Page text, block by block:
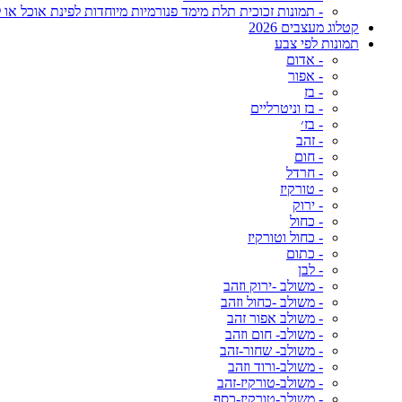
- תמונות זכוכית תלת מימד פנורמיות מיוחדות לפינת אוכל או
קטלוג מעצבים 2026
תמונות לפי צבע
- אדום
- אפור
- בז
- בז וניטרליים
- בז׳
- זהב
- חום
- חרדל
- טורקיז
- ירוק
- כחול
- כחול וטורקיז
- כתום
- לבן
- משולב -ירוק וזהב
- משולב -כחול וזהב
- משולב אפור זהב
- משולב- חום וזהב
- משולב- שחור-זהב
- משולב-ורוד וזהב
- משולב-טורקיז-זהב
- משולב-טורקיז-כסף